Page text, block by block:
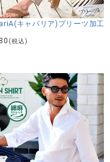
ックドルマンハーフスリー
キャバリア)プリーツ加工
(税込)